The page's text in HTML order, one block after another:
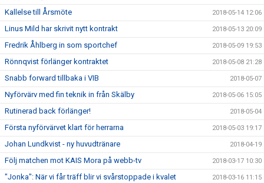
Kallelse till Årsmöte 2018-05-14 12:06
Linus Mild har skrivit nytt kontrakt 2018-05-13 20:09
Fredrik Åhlberg in som sportchef 2018-05-09 19:53
Rönnqvist förlänger kontraktet 2018-05-08 21:28
Snabb forward tillbaka i VIB 2018-05-07
Nyförvärv med fin teknik in från Skälby 2018-05-06 15:05
Rutinerad back förlänger! 2018-05-04
Första nyförvärvet klart för herrarna 2018-05-03 19:17
Johan Lundkvist - ny huvudtränare 2018-04-19
Följ matchen mot KAIS Mora på webb-tv 2018-03-17 10:30
"Jonka": När vi får träff blir vi svårstoppade i kvalet 2018-03-16 11:15